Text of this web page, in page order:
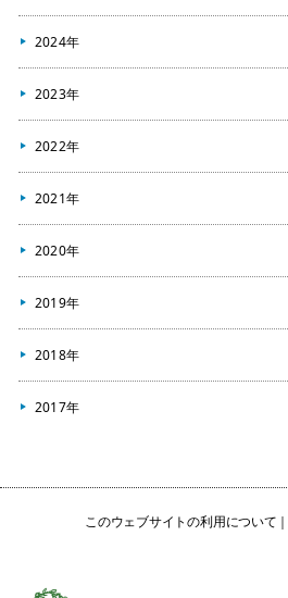
2024年
2023年
2022年
2021年
2020年
2019年
2018年
2017年
このウェブサイトの利用について